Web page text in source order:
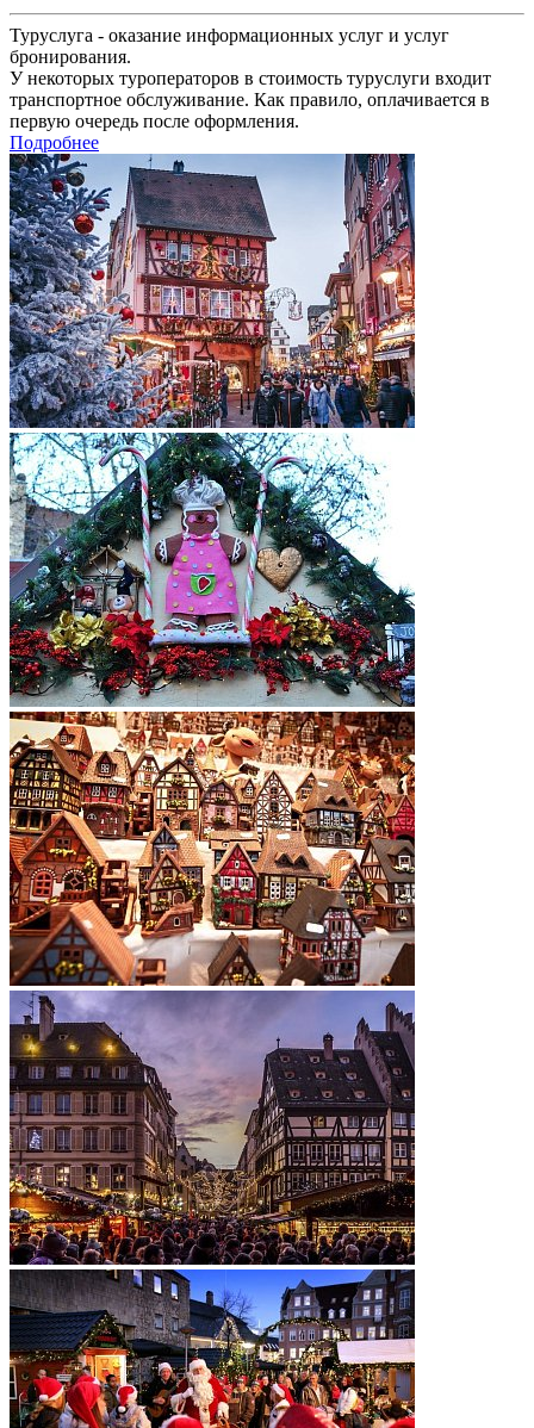
Туруслуга - оказание информационных услуг и услуг
бронирования.
У некоторых туроператоров в стоимость туруслуги входит
транспортное обслуживание. Как правило, оплачивается в
первую очередь после оформления.
Подробнее